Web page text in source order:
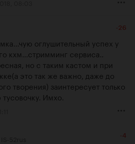
-26
оглушительный успех у
кхм...стримминг сервиса..
но с таким кастом и при
это так же важно, даже до
творения) заинтересует только
Имхо.
-4